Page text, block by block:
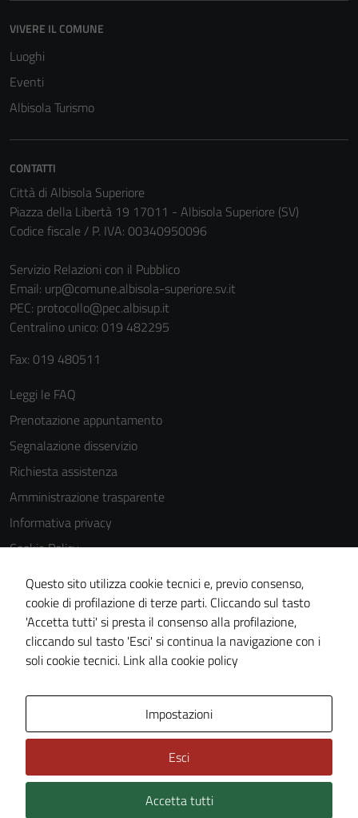
VIVERE IL COMUNE
Luoghi
Eventi
Albisola Turismo
CONTATTI
Città di Albisola Superiore
Piazza della Libertà 19 17011 - Albisola Superiore (SV)
Codice fiscale / P. IVA: 00340950096
Servizio Relazioni con il Pubblico
Email: urp@comune.albisola-superiore.sv.it
PEC: protocollo@pec.albisup.it
Centralino unico: 019 482295
Fax: 019 480511
Leggi le FAQ
Prenotazione appuntamento
Segnalazione disservizio
Richiesta assistenza
Amministrazione trasparente
Informativa privacy
Cookie Policy
Note legali
Dichiarazione di accessibilità
Piano di miglioramento del sito
Statistiche sito web
Technical Design s.r.l.
Questo sito utilizza cookie tecnici e, previo consenso,
cookie di profilazione di terze parti. Cliccando sul tasto
'Accetta tutti' si presta il consenso alla profilazione,
cliccando sul tasto 'Esci' si continua la navigazione con i
soli cookie tecnici. Link alla cookie policy
Impostazioni
Esci
Accetta tutti